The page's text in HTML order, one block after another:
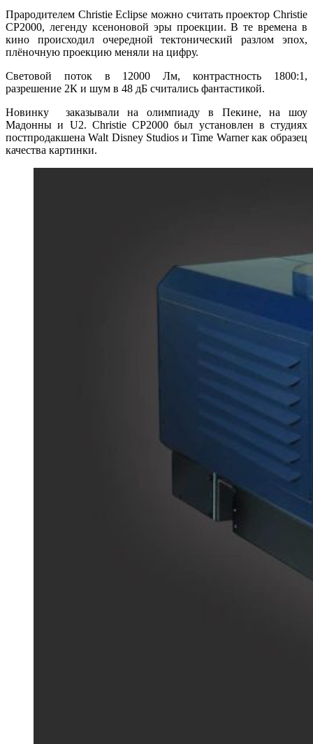
Прародителем Christie Eclipse можно считать проектор Christie
CP2000, легенду ксеноновой эры проекции. В те времена в
кино происходил очередной тектонический разлом эпох,
плёночную проекцию меняли на цифру.
Световой поток в 12000 Лм, контрастность 1800:1,
разрешение 2К и шум в 48 дБ считались фантастикой.
Новинку заказывали на олимпиаду в Пекине, на шоу
Мадонны и U2. Christie CP2000 был установлен в студиях
постпродакшена Walt Disney Studios и Time Warner как образец
качества картинки.